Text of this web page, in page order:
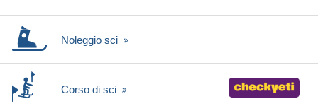
Noleggio sci
Corso di sci